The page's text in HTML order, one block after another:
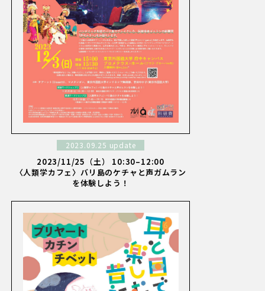
2023.09.25 update
2023/11/25（土） 10:30–12:00
〈人類学カフェ〉バリ島のケチャと声ガムラン
を体験しよう！